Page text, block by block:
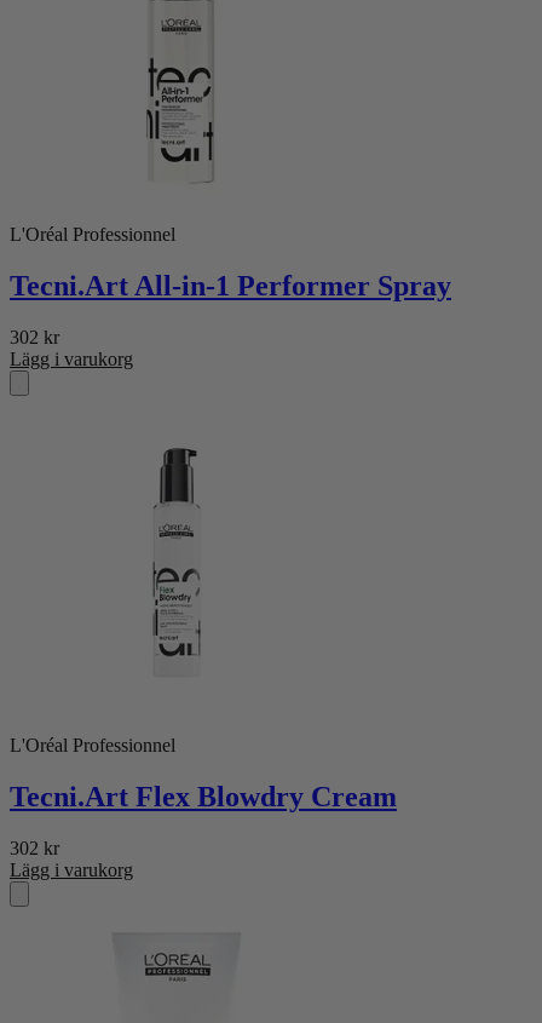
L'Oréal Professionnel
Tecni.Art All-in-1 Performer Spray
302 kr
Lägg i varukorg
L'Oréal Professionnel
Tecni.Art Flex Blowdry Cream
302 kr
Lägg i varukorg